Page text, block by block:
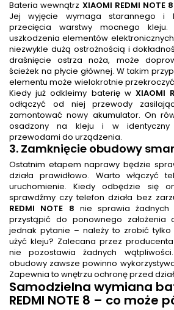
Bateria wewnątrz XIAOMI REDMI NOTE 8
Jej wyjęcie wymaga starannego i
przecięcia warstwy mocnego
uszkodzenia elementów
niezwykle dużą ostrożnością i
draśnięcie ostrza noża, może
ścieżek na płycie głównej. W takim
elementu może wielokrotnie
Kiedy już odkleimy baterię wXIAOMI
odłączyć od niej przewody
zamontować nowy akumulator. On
osadzony na kleju i w identyczny
przewodami do urządzenia.
3. Zamknięcie obudowy
Ostatnim etapem naprawy będzie
działa prawidłowo. Warto włączyć
uruchomienie. Kiedy odbędzie się
sprawdźmy czy telefon działa bez
REDMI NOTE 8 nie sprawia żadnych
przystąpić do ponownego założenia
jednak pytanie – należy to zrobić
użyć kleju? Zalecana przez
nie pozostawia żadnych
obudowy zawsze powinno
Zapewnia to wnętrzu ochronę przed
Samodzielna wymiana
REDMI NOTE 8 – co może